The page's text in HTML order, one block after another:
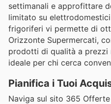
settimanali e approfittare
limitato su
frigoriferi vi permette di
Orizzonte Supermercati,
prodotti di qualità a
ideale per chi cerca
Pianifica i Tuoi
Naviga sul sito 365